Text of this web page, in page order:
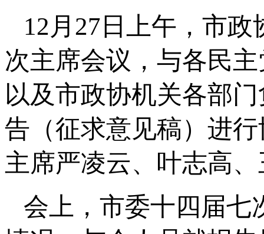
12月27日上午，市
次主席会议，与各民
以及市政协机关各部
告（征求意见稿）进
主席严凌云、叶志高
会上，市委十四届七